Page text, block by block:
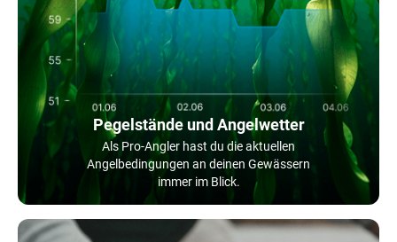
Pegelstände und Angelwetter
Als Pro-Angler hast du die aktuellen
Angelbedingungen an deinen Gewässern
immer im Blick.